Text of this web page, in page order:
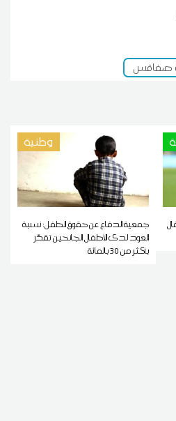
صفاقس
وطنية
جمعية الدفاع عن حقوق الطفل: نسبة
العود لدى الأطفال الجانحين تقدّر
بأكثر من 30 بالمائة